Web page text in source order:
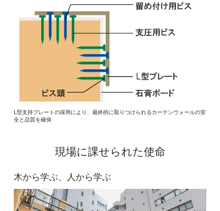
L型支持プレートの採用により、最終的に取りつけられるカーテンウォールの安
全と品質を確保
現場に課せられた使命
木から学ぶ、人から学ぶ